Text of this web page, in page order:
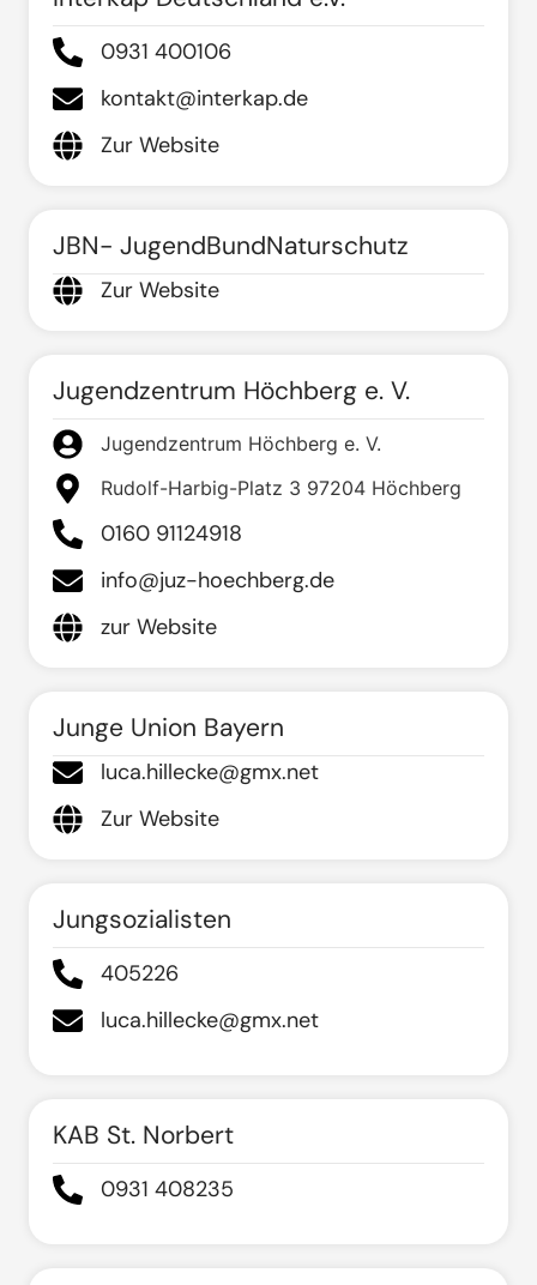
0931 400106
kontakt@interkap.de
Zur Website
JBN- JugendBundNaturschutz
Zur Website
Jugendzentrum Höchberg e. V.
Jugendzentrum Höchberg e. V.
Rudolf-Harbig-Platz 3 97204 Höchberg
0160 91124918
info@juz-hoechberg.de
zur Website
Junge Union Bayern
luca.hillecke@gmx.net
Zur Website
Jungsozialisten
405226
luca.hillecke@gmx.net
KAB St. Norbert
0931 408235